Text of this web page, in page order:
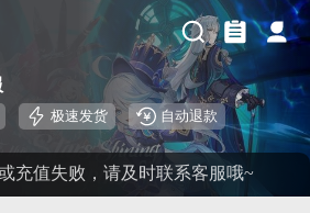
极速发货 自动退款
充值失败，请及时联系客服哦~